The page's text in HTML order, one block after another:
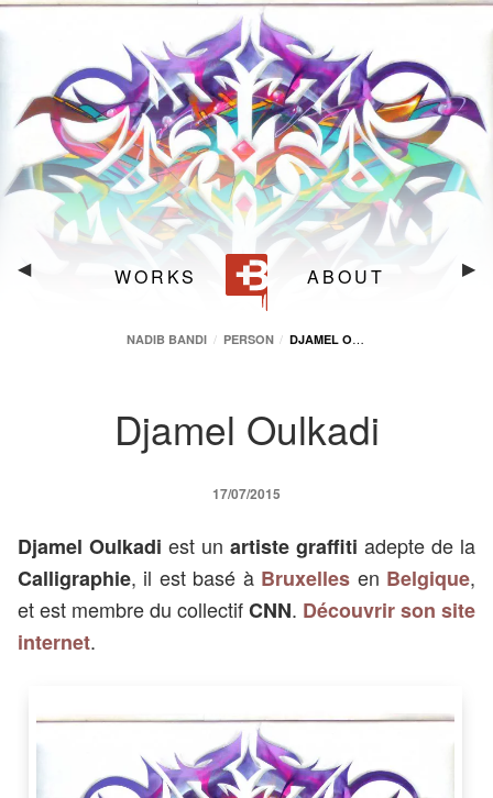
WORKS ABOUT
Djamel
◀︎ ▶︎
3 m
3.50
Djamel Oulkadi
Nadib Bandi Bruxelles Belgique)
NADIB BANDI PERSON DJAMEL OULKADI
Djamel Oulkadi
17/07/2015
Djamel Oulkadi est un artiste graffiti adepte de la
Calligraphie, il est basé à Bruxelles en Belgique,
et est membre du collectifCNN. Découvrir son site
internet.